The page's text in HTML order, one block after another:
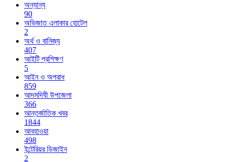
অন্যান্য
90
অভিজাত এলাকার হোটেল
2
অর্থ ও বানিজ্য
407
আইটি প্রশিক্ষণ
5
আইন ও অপরাধ
859
আদমদিঘী উপজেলা
366
আন্তর্জাতিক খবর
1844
আবহাওয়া
498
ইন্টেরিয়র ডিজাইন
2